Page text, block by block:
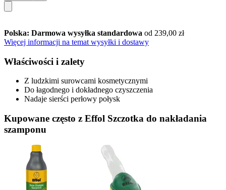
Polska: Darmowa wysyłka standardowa od 239,00 zł
Więcej informacji na temat wysyłki i dostawy
Właściwości i zalety
Z ludzkimi surowcami kosmetycznymi
Do łagodnego i dokładnego czyszczenia
Nadaje sierści perłowy połysk
Kupowane często z Effol Szczotka do nakładania
szamponu